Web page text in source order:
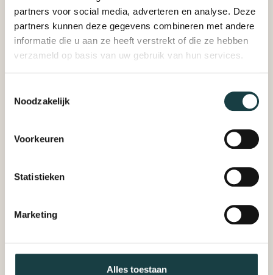
partners voor social media, adverteren en analyse. Deze
partners kunnen deze gegevens combineren met andere
informatie die u aan ze heeft verstrekt of die ze hebben
verzameld op basis van uw gebruik van hun services.
Noodzakelijk
Voorkeuren
Statistieken
Marketing
Alles toestaan